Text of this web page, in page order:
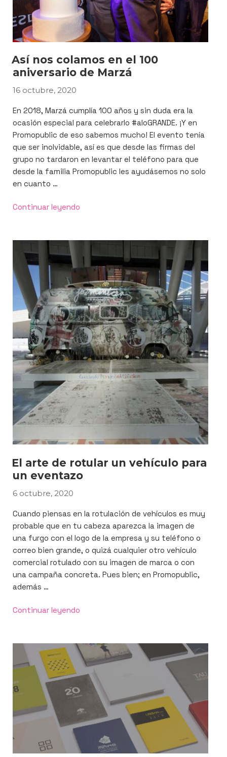
Así nos colamos en el 100
aniversario de Marzá
PUBLICADO
16 octubre, 2020
En 2018, Marzá cumplía 100 años y sin duda era la
ocasión especial para celebrarlo #aloGRANDE. ¡Y en
Promopublic de eso sabemos mucho! El evento tenía
que ser inolvidable, así es que desde las firmas del
grupo no tardaron en levantar el teléfono para que
desde la familia Promopublic les ayudásemos no solo
en cuanto …
Continuar leyendo
en
el
100
aniversario
de
Marzá»
El arte de rotular un vehículo para
un eventazo
PUBLICADO
6 octubre, 2020
Cuando piensas en la rotulación de vehículos es muy
probable que en tu cabeza aparezca la imagen de
una furgo con el logo de la empresa y su teléfono o
correo bien grande, o quizá cualquier otro vehículo
comercial rotulado con su imagen de marca o con
una campaña concreta. Pues bien; en Promopublic,
además …
Continuar leyendo
rotular
un
vehículo
para
un
eventazo»